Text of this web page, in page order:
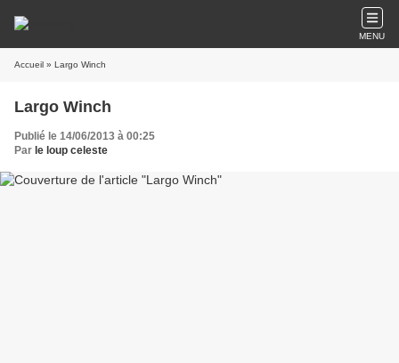
MENU
Accueil » Largo Winch
Largo Winch
Publié le 14/06/2013 à 00:25
Par le loup celeste